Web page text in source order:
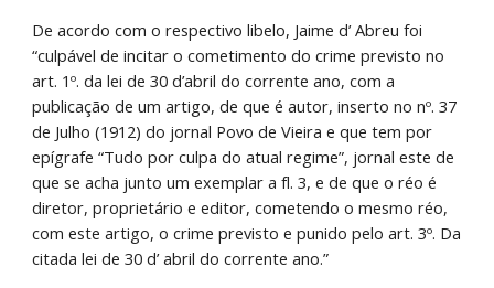
De acordo com o respectivo libelo, Jaime d’ Abreu foi
“culpável de incitar o cometimento do crime previsto no
art. 1º. da lei de 30 d’abril do corrente ano, com a
publicação de um artigo, de que é autor, inserto no nº. 37
de Julho (1912) do jornal Povo de Vieira e que tem por
epígrafe “Tudo por culpa do atual regime”, jornal este de
que se acha junto um exemplar a fl. 3, e de que o réo é
diretor, proprietário e editor, cometendo o mesmo réo,
com este artigo, o crime previsto e punido pelo art. 3º. Da
citada lei de 30 d’ abril do corrente ano.”